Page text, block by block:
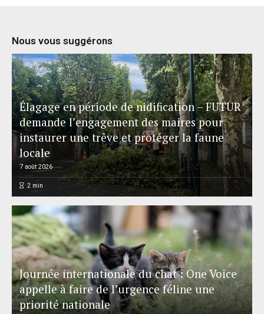
Nous vous suggérons
Élagage en période de nidification – FUTUR
demande l’engagement des maires pour
instaurer une trêve et protéger la faune
locale
7 août 2026
2min
Journée internationale du chat : One Voice
appelle à faire de l’urgence féline une
priorité nationale